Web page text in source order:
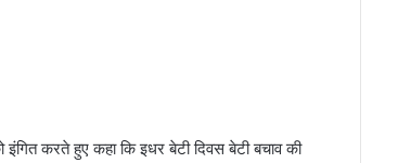
करते हुए कहा कि इधर बेटी दिवस बेटी बचाव की